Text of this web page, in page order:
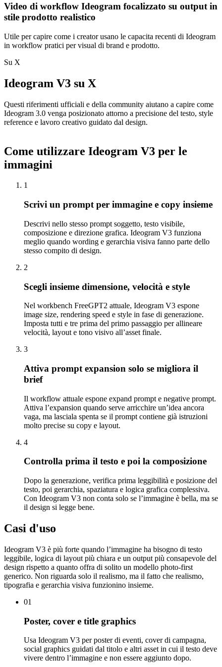
Video di workflow Ideogram focalizzato su output in
stile prodotto realistico
Utile per capire come i creator usano le capacita recenti di Ideogram
in workflow pratici per visual di brand e prodotto.
Su X
Ideogram V3 su X
Questi riferimenti ufficiali e della community aiutano a capire come
Ideogram 3.0 venga posizionato attorno a precisione del testo, style
reference e lavoro creativo guidato dal design.
Come utilizzare Ideogram V3 per le
immagini
1
Scrivi un prompt per immagine e copy insieme
Descrivi nello stesso prompt soggetto, testo visibile,
composizione e direzione grafica. Ideogram V3 funziona
meglio quando wording e gerarchia visiva fanno parte dello
stesso compito di design.
2
Scegli insieme dimensione, velocità e style
Nel workbench FreeGPT2 attuale, Ideogram V3 espone
image size, rendering speed e style in fase di generazione.
Imposta tutti e tre prima del primo passaggio per allineare
velocità, layout e tono visivo all’asset finale.
3
Attiva prompt expansion solo se migliora il
brief
Il workflow attuale espone expand prompt e negative prompt.
Attiva l’expansion quando serve arricchire un’idea ancora
vaga, ma lasciala spenta se il prompt contiene già istruzioni
molto precise su copy e layout.
4
Controlla prima il testo e poi la composizione
Dopo la generazione, verifica prima leggibilità e posizione del
testo, poi gerarchia, spaziatura e logica grafica complessiva.
Con Ideogram V3 non conta solo se l’immagine è bella, ma se
il design si legge bene.
Casi d'uso
Ideogram V3 è più forte quando l’immagine ha bisogno di testo
leggibile, logica di layout più chiara e un output più consapevole del
design rispetto a quanto offra di solito un modello photo-first
generico. Non riguarda solo il realismo, ma il fatto che realismo,
tipografia e gerarchia visiva funzionino insieme.
01
Poster, cover e title graphics
Usa Ideogram V3 per poster di eventi, cover di campagna,
social graphics guidati dal titolo e altri asset in cui il testo deve
vivere dentro l’immagine e non essere aggiunto dopo.